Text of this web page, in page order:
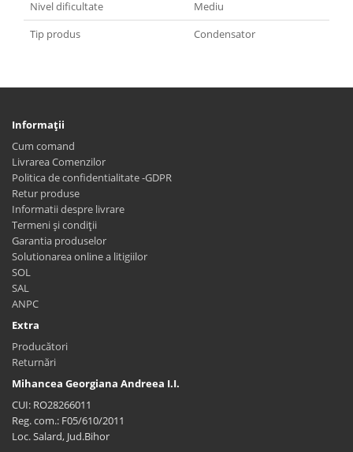
Nivel dificultate
Mediu
Tip produs
Condensator
Informaţii
Cum comand
Livrarea Comenzilor
Politica de confidentialitate -GDPR
Retur produse
Informatii despre livrare
Termeni și condiții
Garantia produselor
Solutionarea online a litigiilor
SOL
SAL
ANPC
Extra
Producători
Returnări
Mihancea Georgiana Andreea I.I.
CUI: RO28266011
Reg. com.: F05/610/2011
Loc. Salard, Jud.Bihor